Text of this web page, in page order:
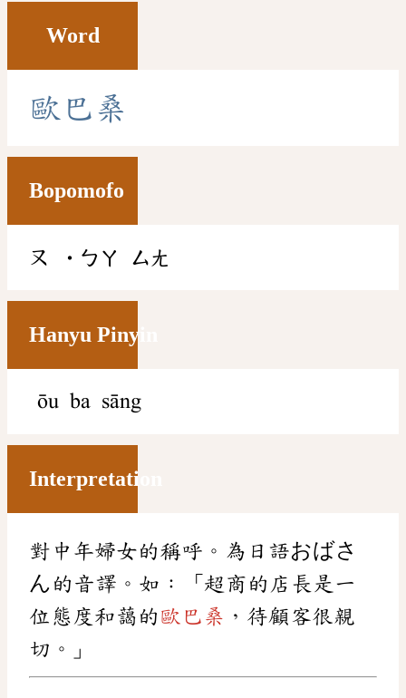
Word
歐 巴桑
Bopomofo
ㄡ ˙ㄅㄚ ㄙㄤ
Hanyu Pinyin
ōu ba sāng
Interpretation
對中年婦女的稱呼。為日語おばさ
ん的音譯。如：「超商的店長是一
位態度和藹的 歐巴桑 ，待顧客很親
切。」